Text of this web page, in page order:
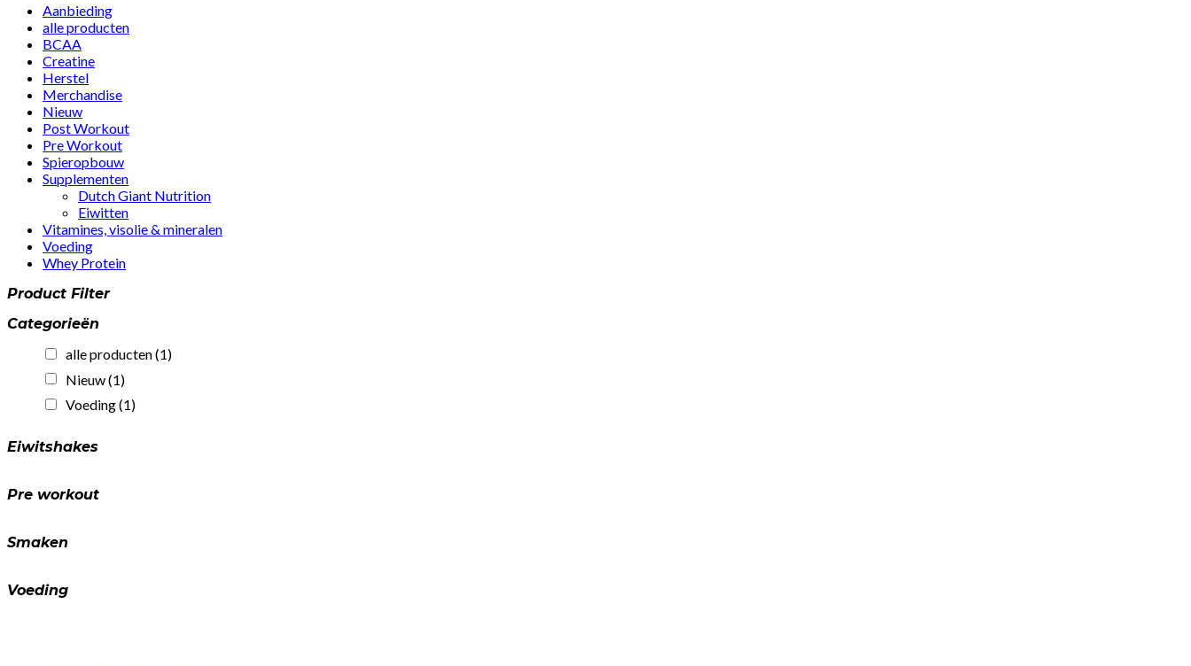
Aanbieding
alle producten
BCAA
Creatine
Herstel
Merchandise
Nieuw
Post Workout
Pre Workout
Spieropbouw
Supplementen
Dutch Giant Nutrition
Eiwitten
Vitamines, visolie & mineralen
Voeding
Whey Protein
Product Filter
Categorieën
alle producten(1)
Nieuw(1)
Voeding(1)
Eiwitshakes
Pre workout
Smaken
Voeding